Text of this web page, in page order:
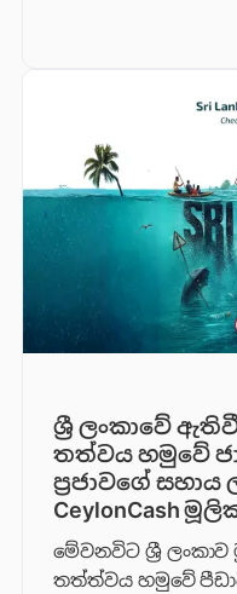
ශ්‍රී ලංකාවේ
තත්වය හමුවේ
ප්‍රජාවගේ සහාය
CeylonCash
මේවනවිට ශ්‍රී
තත්ත්වය හමුවේ